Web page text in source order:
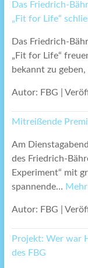
Das Friedrich-
„Fit for Life“
Das Friedrich-
„Fit for Life“
bekannt zu
Autor: FBG
Mitreißende
Am
des Friedrich-
Experiment“ mit
spannende…
Autor: FBG
Projekt: Wer war
des FBG